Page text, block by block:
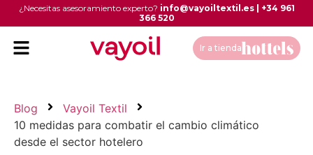
¿Necesitas asesoramiento experto? info@vayoiltextil.es| +34 961
366 520
Ir a tienda
Blog
Vayoil Textil
10 medidas para combatir el cambio climático
desde el sector hotelero